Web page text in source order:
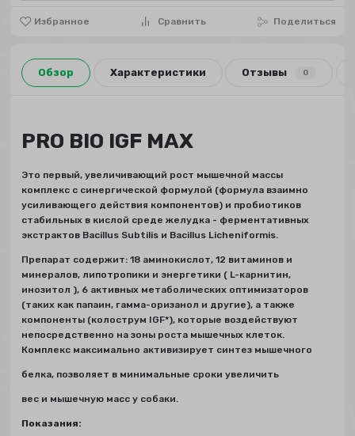
Избранное Сравнить Поделиться
Обзор Характеристики Отзывы 0
PRO BIO IGF MAX
Это первый, увеличивающий рост мышечной массы
комплекс с синергической формулой (формула взаимно
усиливающего действия компонентов) и пробиотиков
стабильных в кислой среде желудка - ферментативных
экстрактов Bacillus Subtilis и Bacillus Licheniformis.
Препарат содержит: 18 аминокислот, 12 витаминов и
минералов, липотропики и энергетики ( L-карнитин,
инозитол ), 6 активных метаболических оптимизаторов
(таких как папаин, гамма-оризанол и другие), а также
компоненты (колострум IGF*), которые воздействуют
непосредственно на зоны роста мышечных клеток.
Комплекс максимально активизирует синтез мышечного
белка, позволяет в минимальные сроки увеличить
вес и мышечную масс у собаки.
Показания: